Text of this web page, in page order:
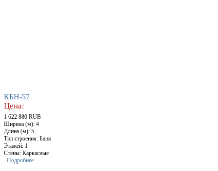
КБН-57
Цена:
1 622 880 RUB
Ширина (м): 4
Длина (м): 5
Тип строения: Баня
Этажей: 1
Стены: Каркасные
Подробнее